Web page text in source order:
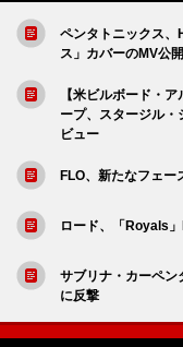
ペンタトニックス
ス」カバーのMV公開
【米ビルボード・
ープ、スタージル
ビュー
FLO、新たなフェー
ロード、「Royals
サブリナ・カーペ
に反撃